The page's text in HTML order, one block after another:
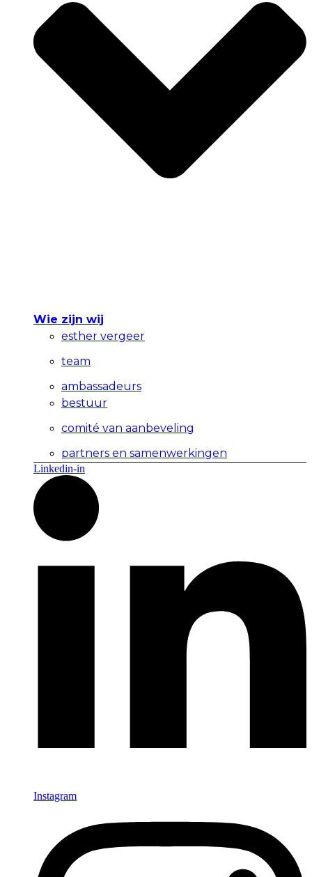
Wie zijn wij
esther vergeer
team
ambassadeurs
bestuur
comité van aanbeveling
partners en samenwerkingen
Linkedin-in
Instagram